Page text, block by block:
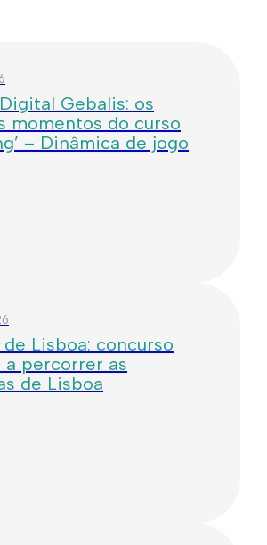
Gebalis: os
momentos do curso
– Dinâmica de jogo
Lisboa: concurso
a percorrer as
de Lisboa